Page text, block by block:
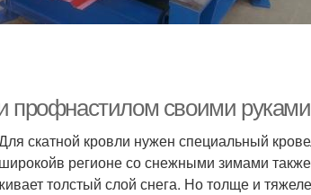
профнастилом своими
скатной кровли нужен специальный
регионе со снежными зимами
толстый слой снега. Но толще и